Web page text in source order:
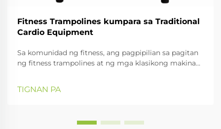
Fitness Trampolines kumpara sa Traditional
Cardio Equipment
Sa komunidad ng fitness, ang pagpipilian sa pagitan
ng fitness trampolines at ng mga klasikong makina
epektibong paraan upang mapataas ang antas ng
TIGNAN PA